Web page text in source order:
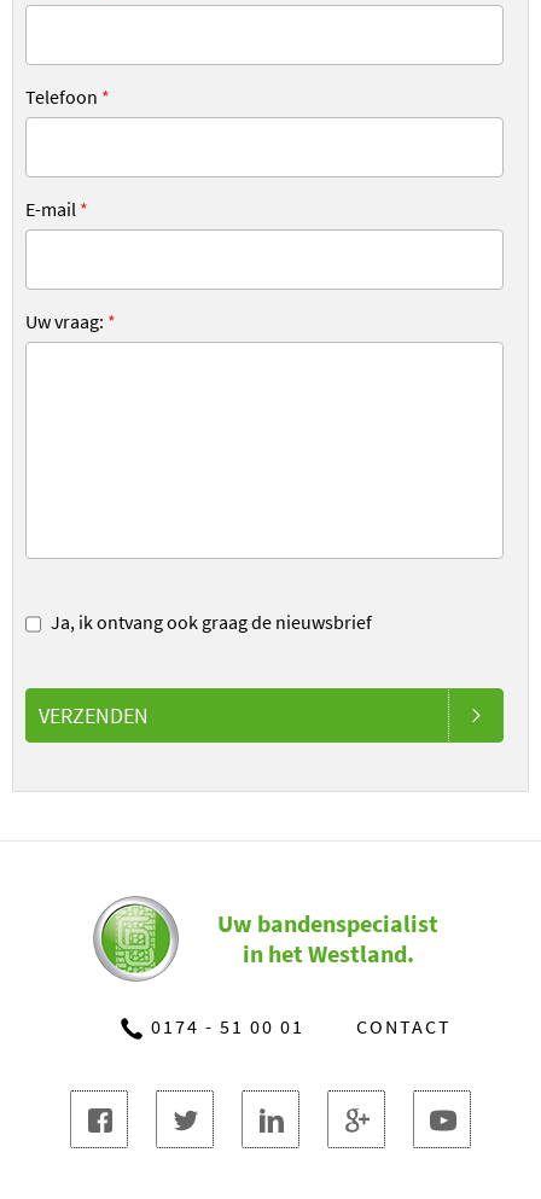
Telefoon *
E-mail *
Uw vraag: *
Ja, ik ontvang ook graag de nieuwsbrief
VERZENDEN
Uw bandenspecialist
in het Westland.
0174 - 51 00 01 CONTACT